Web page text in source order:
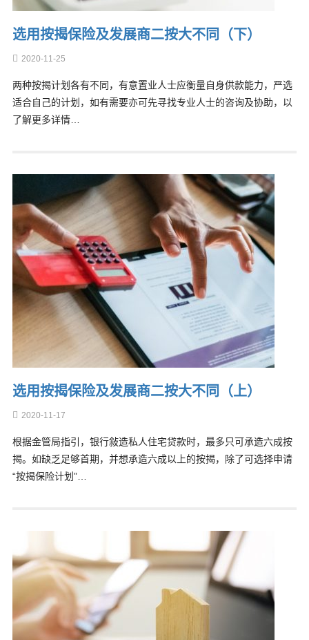
选用按揭保险及发展商二按大不同（下）
2020-11-25
两种按揭计划各有不同，有意置业人士应衡量自身供款能力，严选
适合自己的计划，如有需要亦可先寻找专业人士的咨询及协助，以
了解更多详情…
选用按揭保险及发展商二按大不同（上）
2020-11-17
根据金管局指引，银行敍造私人住宅贷款时，最多只可承造六成按
揭。如缺乏足够首期，并想承造六成以上的按揭，除了可选择申请
“按揭保险计划”…